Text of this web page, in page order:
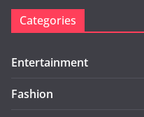
Categories
Entertainment
Fashion